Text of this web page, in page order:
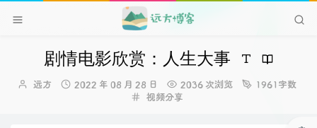
剧情电影欣赏：人生大事
博
远方
发
2022 年 08 月 28 日 2036 次浏览
1961字数
分
视频分享